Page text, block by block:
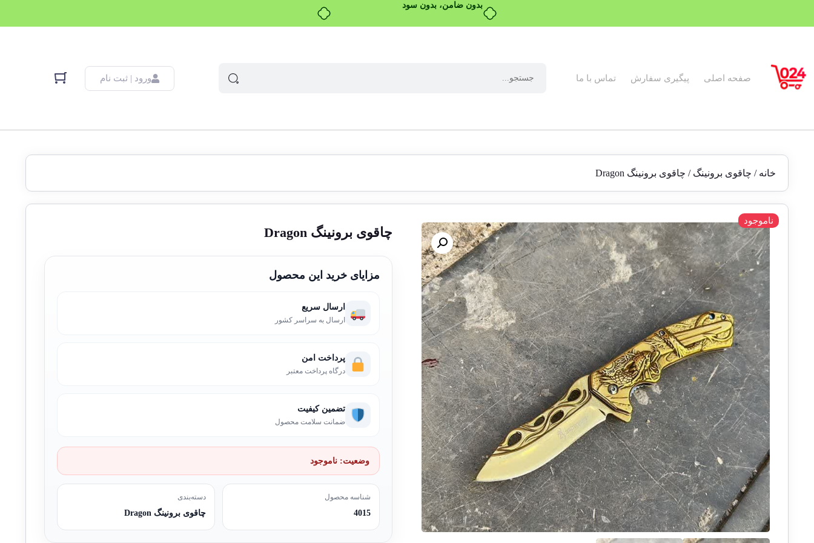
خرید قسطی با ترب‌پی
صفحه اصلی پیگیری سفارش تماس با ما ورود | ثبت نام
خانه / چاقوی برونینگ / چاقوی برونینگ Dragon
چاقوی برونینگ Dragon
ناموجود
مزایای خرید این محصول
ارسال سریع
ارسال به سراسر کشور
پرداخت امن
درگاه پرداخت معتبر
تضمین کیفیت
ضمانت سلامت محصول
وضعیت: ناموجود
شناسه محصول
4015
دسته‌بندی
چاقوی برونینگ Dragon